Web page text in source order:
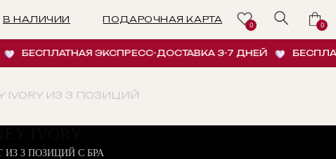
ПОДАРОЧНАЯ КАРТА
0 0
ЭКСПРЕСС-ДОСТАВКА 3-7 ДНЕЙ БЕСПЛАТНАЯ
IVORY ИЗ 3 ПОЗИЦИЙ
3 ПОЗИЦИЙ С БРА